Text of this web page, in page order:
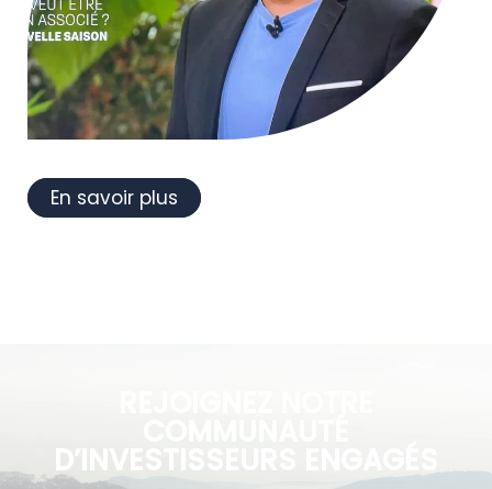
En savoir plus
D’INVESTISSEURS ENGAGÉS